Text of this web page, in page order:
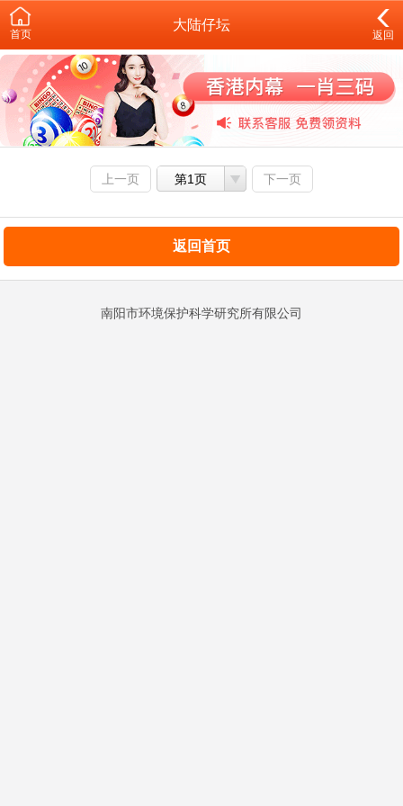
首页
大陆仔坛
返回
上一页 第1页 下一页
返回首页
南阳市环境保护科学研究所有限公司